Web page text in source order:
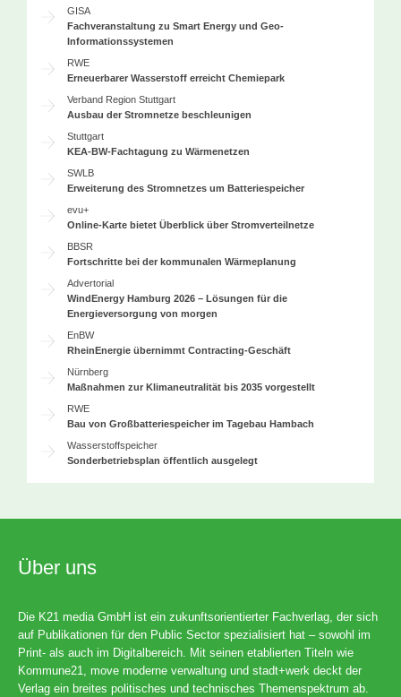
GISA
Fachveranstaltung zu Smart Energy und Geo-
Informationssystemen
RWE
Erneuerbarer Wasserstoff erreicht Chemiepark
Verband Region Stuttgart
Ausbau der Stromnetze beschleunigen
Stuttgart
KEA-BW-Fachtagung zu Wärmenetzen
SWLB
Erweiterung des Stromnetzes um Batteriespeicher
evu+
Online-Karte bietet Überblick über Stromverteilnetze
BBSR
Fortschritte bei der kommunalen Wärmeplanung
Advertorial
WindEnergy Hamburg 2026 – Lösungen für die
Energieversorgung von morgen
EnBW
RheinEnergie übernimmt Contracting-Geschäft
Nürnberg
Maßnahmen zur Klimaneutralität bis 2035 vorgestellt
RWE
Bau von Großbatteriespeicher im Tagebau Hambach
Wasserstoffspeicher
Sonderbetriebsplan öffentlich ausgelegt
Über uns
Die K21 media GmbH ist ein zukunftsorientierter Fachverlag, der sich
auf Publikationen für den Public Sector spezialisiert hat – sowohl im
Print- als auch im Digitalbereich. Mit seinen etablierten Titeln wie
Kommune21, move moderne verwaltung und stadt+werk deckt der
Verlag ein breites politisches und technisches Themenspektrum ab.